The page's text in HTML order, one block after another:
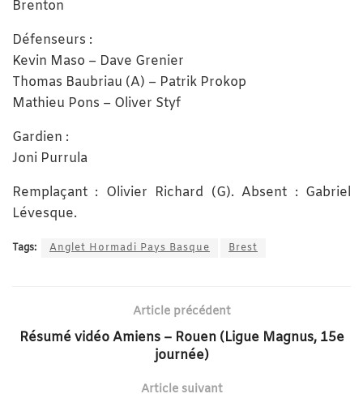
Brenton
Défenseurs :
Kevin Maso – Dave Grenier
Thomas Baubriau (A) – Patrik Prokop
Mathieu Pons – Oliver Styf
Gardien :
Joni Purrula
Remplaçant : Olivier Richard (G). Absent : Gabriel
Lévesque.
Tags: Anglet Hormadi Pays Basque Brest
Article précédent
Résumé vidéo Amiens – Rouen (Ligue Magnus, 15e
journée)
Article suivant